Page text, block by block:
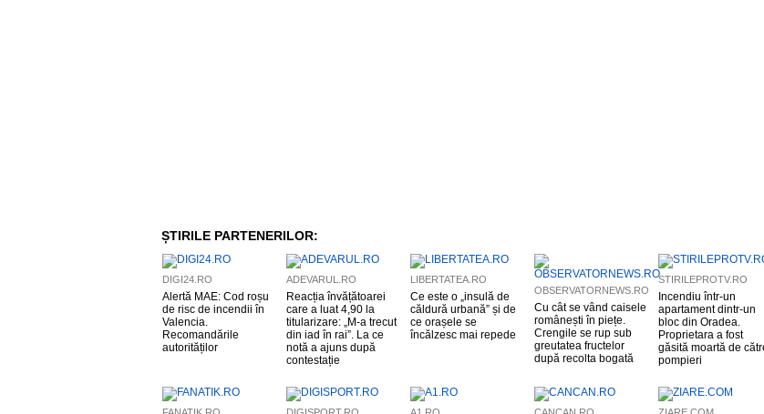
ȘTIRILE PARTENERILOR:
DIGI24.RO
Alertă MAE: Cod roșu
de risc de incendii în
Valencia.
Recomandările
autorităților
ADEVARUL.RO
Reacția învățătoarei
care a luat 4,90 la
titularizare: „M-a trecut
din iad în rai”. La ce
notă a ajuns după
contestație
LIBERTATEA.RO
Ce este o „insulă de
căldură urbană” și de
ce orașele se
încălzesc mai repede
OBSERVATORNEWS.RO
Cu cât se vând caisele
românești în piețe.
Crengile se rup sub
greutatea fructelor
după recolta bogată
STIRILEPROTV.RO
Incendiu într-un
apartament dintr-un
bloc din Oradea.
Proprietara a fost
găsită moartă de
pompieri